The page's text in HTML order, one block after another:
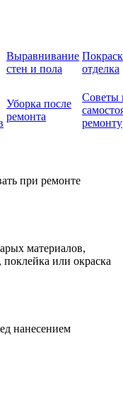
Выравнивание
стен и пола
отделка
Уборка после
ремонта
Советы
ремонту
при ремонте
материалов,
или окраска
нанесением